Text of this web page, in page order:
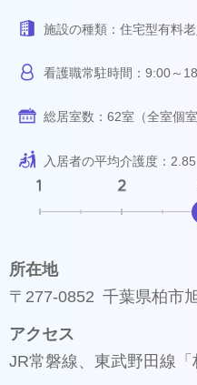
施設の種類： 住宅型有料
看護職常駐時間： 9:00～
総居室数： 62室（全室個室
入居者の平均介護度： 2.85
所在地
〒277-0852 千葉県柏市
アクセス
JR常磐線、東武野田線